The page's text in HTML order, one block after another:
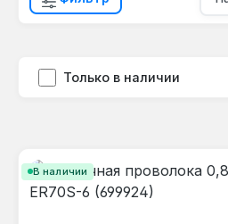
Только в наличии
В наличии